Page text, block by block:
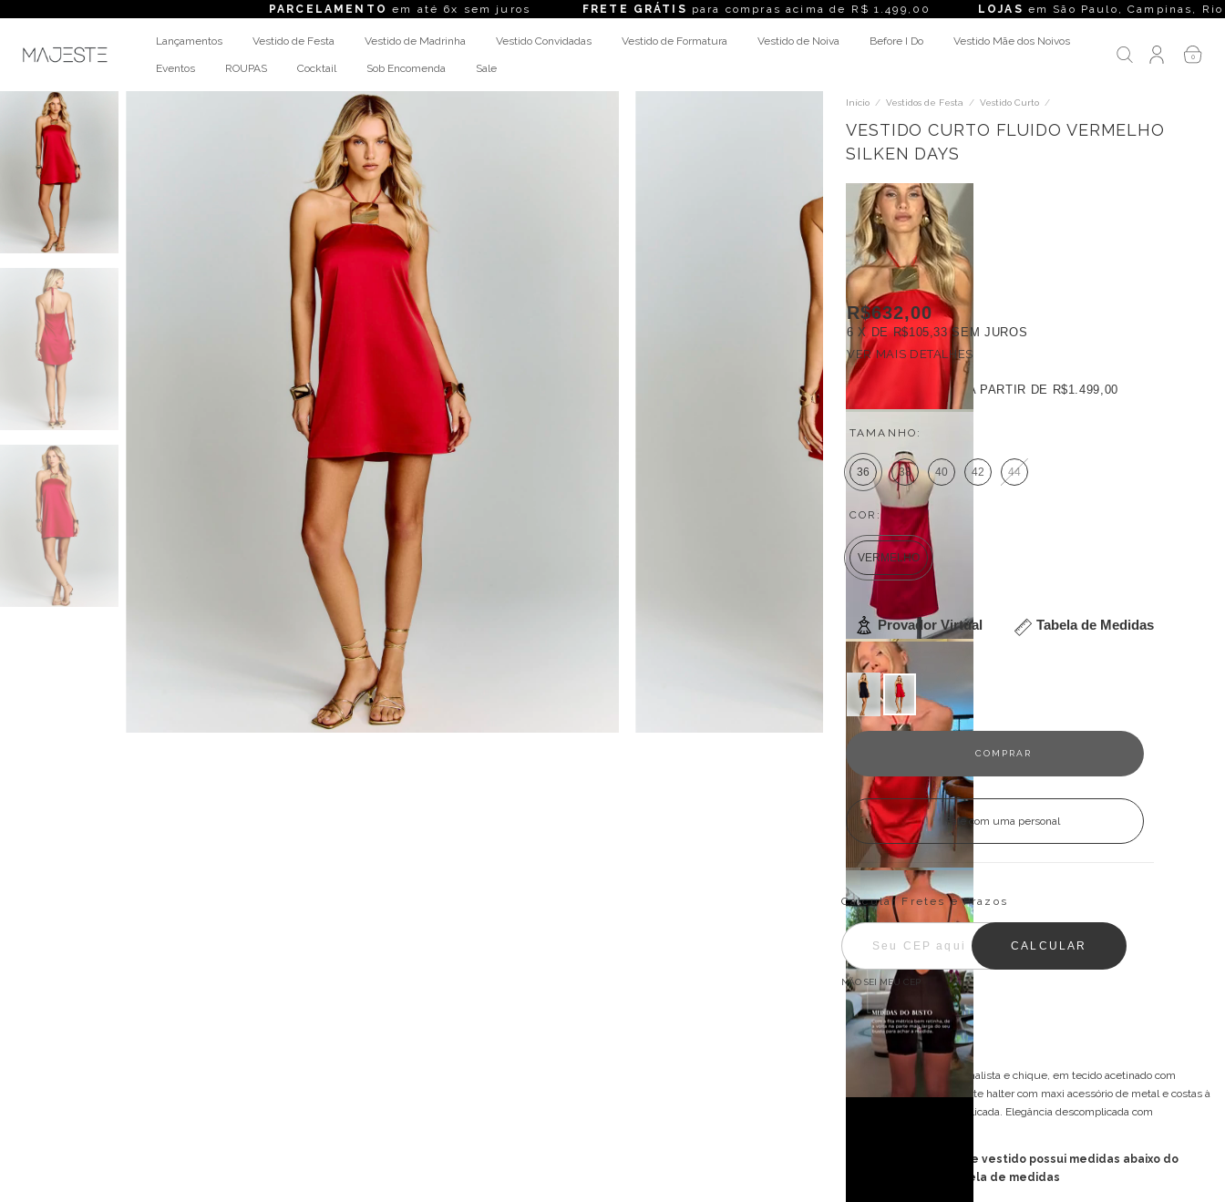
em até 6x sem jurosFRETE GRÁTIS para compras acima de R$ 1.499,00LOJASem São Paulo, Campinas, Rio de Janeiro,
Lançamentos Vestido de Festa Vestido de Madrinha Vestido Convidadas Vestido de Formatura Vestido de Noiva Before I Do Vestido Mãe dos Noivos
Eventos ROUPAS Cocktail Sob Encomenda Sale
0
Início / Vestidos de Festa / Vestido Curto /
VESTIDO CURTO FLUIDO VERMELHO
SILKEN DAYS
R$632,00
6 X DER$105,33 SEM JUROS
VER MAIS DETALHES
FRETE GRÁTIS A PARTIR DE R$1.499,00
TAMANHO:
36 38 40 42 44
COR:
VERMELHO
Provador Virtual Tabela de Medidas
Veja outras opções
Fale com uma personal
Entregas para o CEP:
Calcular Fretes e Prazos
CALCULAR
NÃO SEI MEU CEP
Descrição
Vestido Silken Day: minimalista e chique, em tecido acetinado com
caimento impecável. Frente halter com maxi acessório de metal e costas à
mostra com amarração delicada. Elegância descomplicada com
FORMA PEQUENA: esse vestido possui medidas abaixo do
padrão, consulte tabela de medidas